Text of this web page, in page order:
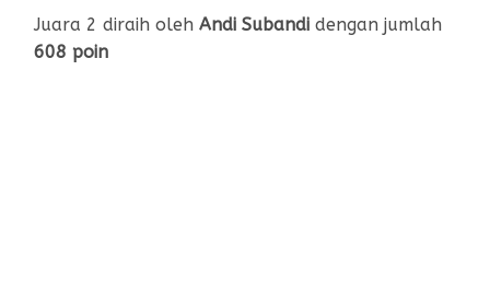
Juara 2 diraih olehAndi Subandi dengan jumlah
608 poin